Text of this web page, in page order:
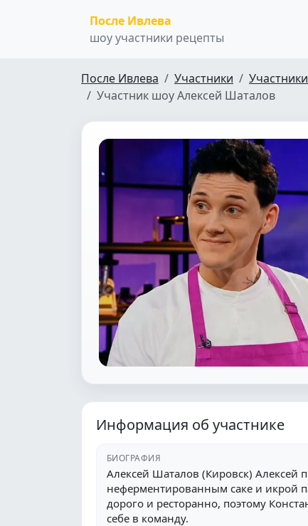
После Ивлева
шоу участники рецепты
После Ивлева Участники
Участник шоу Алексей Шаталов
Информация об участнике
БИОГРАФИЯ
Алексей Шаталов (Кировск) Алексей
неферментированным саке и икрой
дорого и ресторанно, поэтому
себе в команду.